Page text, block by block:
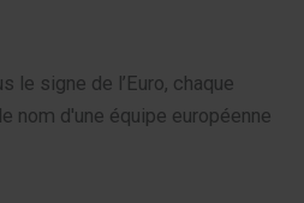
le signe de l’Euro, chaque
nom d'une équipe européenne